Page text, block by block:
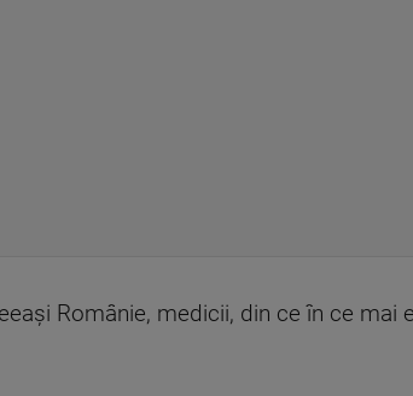
Românie, medicii, din ce în ce mai